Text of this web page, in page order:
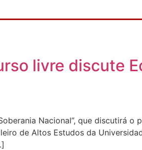
livre discute
Nacional”, que discutirá o
de Altos Estudos da